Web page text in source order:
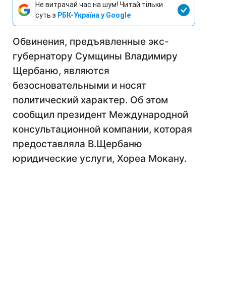
Не витрачай час на шум! Читай тільки
суть з РБК-Україна у Google
Обвинения, предъявленные экс-
губернатору Сумщины Владимиру
Щербаню, являются
безосновательными и носят
политический характер. Об этом
сообщил президент Международной
консультационной компании, которая
предоставляла В.Щербаню
юридические услуги, Хореа Мокану.